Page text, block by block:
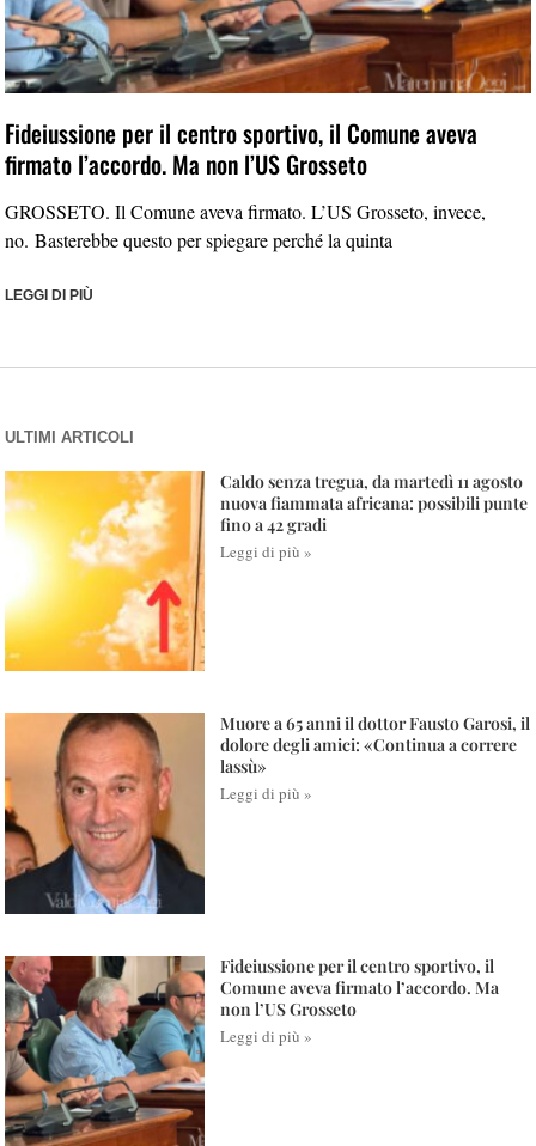
Fideiussione per il centro sportivo, il Comune aveva
firmato l’accordo. Ma non l’US Grosseto
GROSSETO. Il Comune aveva firmato. L’US Grosseto, invece,
no. Basterebbe questo per spiegare perché la quinta
LEGGI DI PIÙ
ULTIMI ARTICOLI
Caldo senza tregua, da martedì 11 agosto
nuova fiammata africana: possibili punte
fino a 42 gradi
Leggi di più »
Muore a 65 anni il dottor Fausto Garosi, il
dolore degli amici: «Continua a correre
lassù»
Leggi di più »
Fideiussione per il centro sportivo, il
Comune aveva firmato l’accordo. Ma
non l’US Grosseto
Leggi di più »